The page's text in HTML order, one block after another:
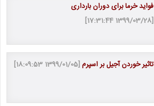
فواید خرما برای دوران بارداری
[1399/03/28 17:31:44]
تاثیر خوردن آجیل بر اسپرم[1399/01/05 18:09:53]